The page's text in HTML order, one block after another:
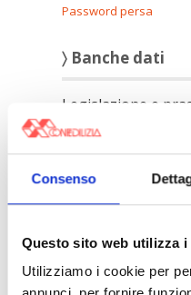
Consenso
Questo sito web utilizza i
Utilizziamo i cookie per
Password persa
〉 Banche dati
Legislazione e
»Legislazione
»Corte
»Condominio
»Locazione ad uso
Confedilizia notizie
»Raccolta